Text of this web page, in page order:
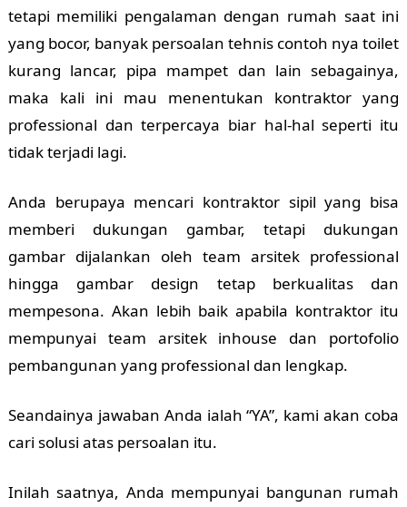
tetapi memiliki pengalaman dengan rumah saat ini
yang bocor, banyak persoalan tehnis contoh nya toilet
kurang lancar, pipa mampet dan lain sebagainya,
maka kali ini mau menentukan kontraktor yang
professional dan terpercaya biar hal-hal seperti itu
tidak terjadi lagi.
Anda berupaya mencari kontraktor sipil yang bisa
memberi dukungan gambar, tetapi dukungan
gambar dijalankan oleh team arsitek professional
hingga gambar design tetap berkualitas dan
mempesona. Akan lebih baik apabila kontraktor itu
mempunyai team arsitek inhouse dan portofolio
pembangunan yang professional dan lengkap.
Seandainya jawaban Anda ialah “YA”, kami akan coba
cari solusi atas persoalan itu.
Inilah saatnya, Anda mempunyai bangunan rumah